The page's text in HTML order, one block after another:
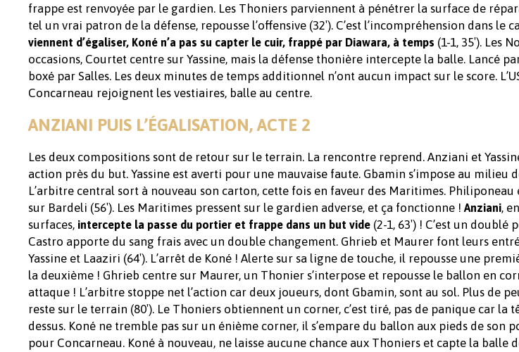
frappe est renvoyée par le gardien. Les Thoniers parviennent à pénétrer la surface de
tel un vrai patron de la défense, repousse l’offensive (32′). C’est l’incompréhension dans le
viennent d’égaliser, Koné n’a pas su capter le cuir, frappé par Diawara, à temps (1-1, 35′). Les
occasions, Courtet centre sur Yassine, mais la défense thonière intercepte la balle. Lancé
boxé par Salles. Les deux minutes de temps additionnel n’ont aucun impact sur le score.
Concarneau rejoignent les vestiaires, balle au centre.
ANZIANI PUIS L’ÉGALISATION, ACTE 2
Les deux compositions sont de retour sur le terrain. La rencontre reprend. Anziani et
action près du but. Yassine est averti pour une mauvaise faute. Gbamin s’impose au milieu
L’arbitre central sort à nouveau son carton, cette fois en faveur des Maritimes.
sur Bardeli (56′). Les Maritimes pressent sur le gardien adverse, et ça fonctionne ! Anziani,
surfaces, intercepte la passe du portier et frappe dans un but vide (2-1, 63′) ! C’est un
Castro apporte du sang frais avec un double changement. Ghrieb et Maurer font leurs
Yassine et Laaziri (64′). L’arrêt de Koné ! Alerte sur sa ligne de touche, il repousse une
la deuxième ! Ghrieb centre sur Maurer, un Thonier s’interpose et repousse le ballon en
attaque ! L’arbitre stoppe net l’action car deux joueurs, dont Gbamin, sont au sol. Plus de
reste sur le terrain (80′). Le Thoniers obtiennent un corner, c’est tiré, pas de panique car la
dessus. Koné ne tremble pas sur un énième corner, il s’empare du ballon aux pieds de son
pour Concarneau. Koné à nouveau, ne laisse aucune chance aux Thoniers et capte la balle